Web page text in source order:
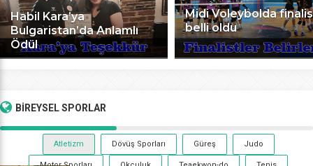
Habil Kara’ya
Bulgaristan’da Anlamlı
Ödül
Midi Voleybolda
belli oldu
BİREYSELSPORLAR
Atletizm Dövüş Sporları Güreş Judo